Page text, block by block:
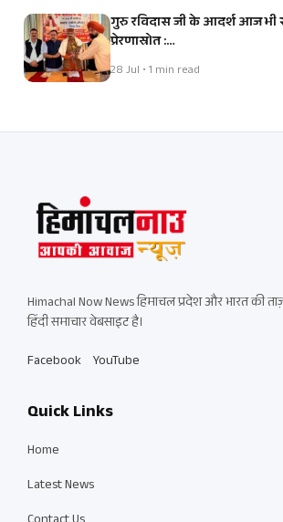
गुरु रविदास जी के आदर्श आज भी
प्रेरणास्रोत :…
28 Jul • 1 min read
Himachal Now News हिमाचल प्रदेश और भारत की
हिंदी समाचार वेबसाइट है।
Facebook YouTube
Quick Links
Home
Latest News